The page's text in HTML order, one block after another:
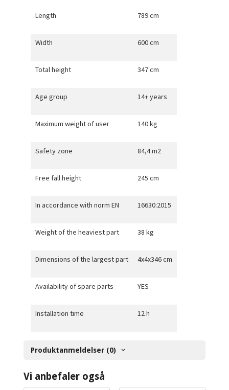
Length 789 cm
Width 600 cm
Total height 347 cm
Age group 14+ years
Maximum weight of user 140 kg
Safety zone 84,4 m2
Free fall height 245 cm
In accordance with norm EN 16630:2015
Weight of the heaviest part 38 kg
Dimensions of the largest part 4x4x346 cm
Availability of spare parts YES
Installation time 12 h
Produktanmeldelser (0)
Vi anbefaler også